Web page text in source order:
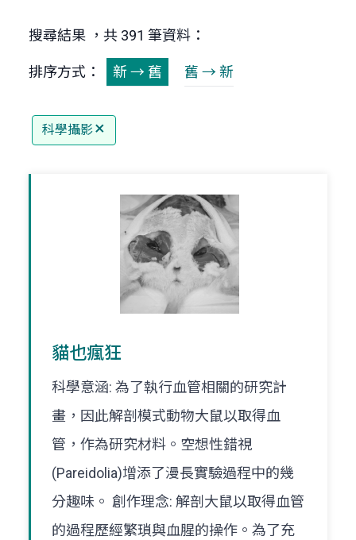
搜尋結果 ，共 391 筆資料：
排序方式： 新 → 舊 舊 → 新
科學攝影
貓也瘋狂
科學意涵: 為了執行血管相關的研究計
畫，因此解剖模式動物大鼠以取得血
管，作為研究材料。空想性錯視
(Pareidolia)增添了漫長實驗過程中的幾
分趣味。 創作理念: 解剖大鼠以取得血管
的過程歷經繁瑣與血腥的操作。為了充